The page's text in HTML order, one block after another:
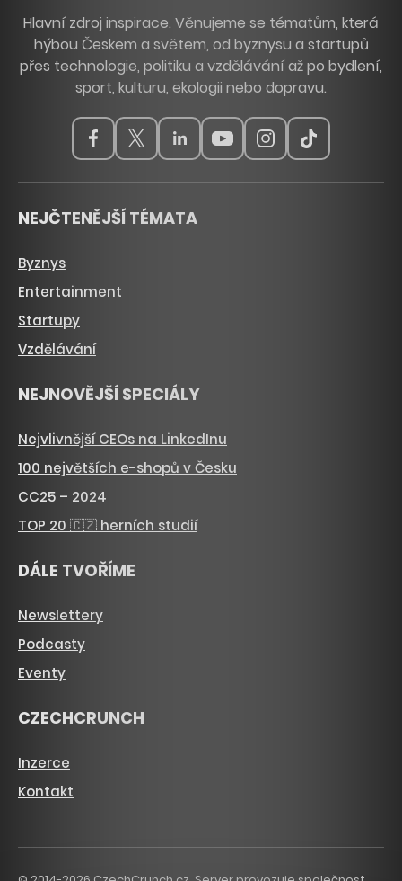
Hlavní zdroj inspirace. Věnujeme se tématům, která
hýbou Českem a světem, od byznysu a startupů
přes technologie, politiku a vzdělávání až po bydlení,
sport, kulturu, ekologii nebo dopravu.
NEJČTENĚJŠÍ TÉMATA
Byznys
Entertainment
Startupy
Vzdělávání
NEJNOVĚJŠÍ SPECIÁLY
Nejvlivnější CEOs na LinkedInu
100 největších e-shopů v Česku
CC25 – 2024
TOP 20 🇨🇿 herních studií
DÁLE TVOŘÍME
Newslettery
Podcasty
Eventy
CZECHCRUNCH
Inzerce
Kontakt